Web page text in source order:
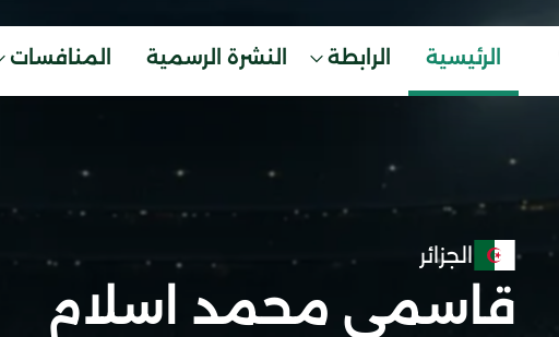
الرئيسية الرابطة النشرة الرسمية المنافسات
الجزائر
قاسمي محمد اسلام